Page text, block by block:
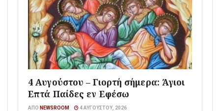
4 Αυγούστου – Γιορτή σήμερα: Άγιοι
Επτά Παίδες εν Εφέσω
ΑΠΌ NEWSROOM 4 ΑΥΓΟΎΣΤΟΥ, 2026